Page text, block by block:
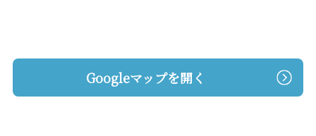
Googleマップを開く